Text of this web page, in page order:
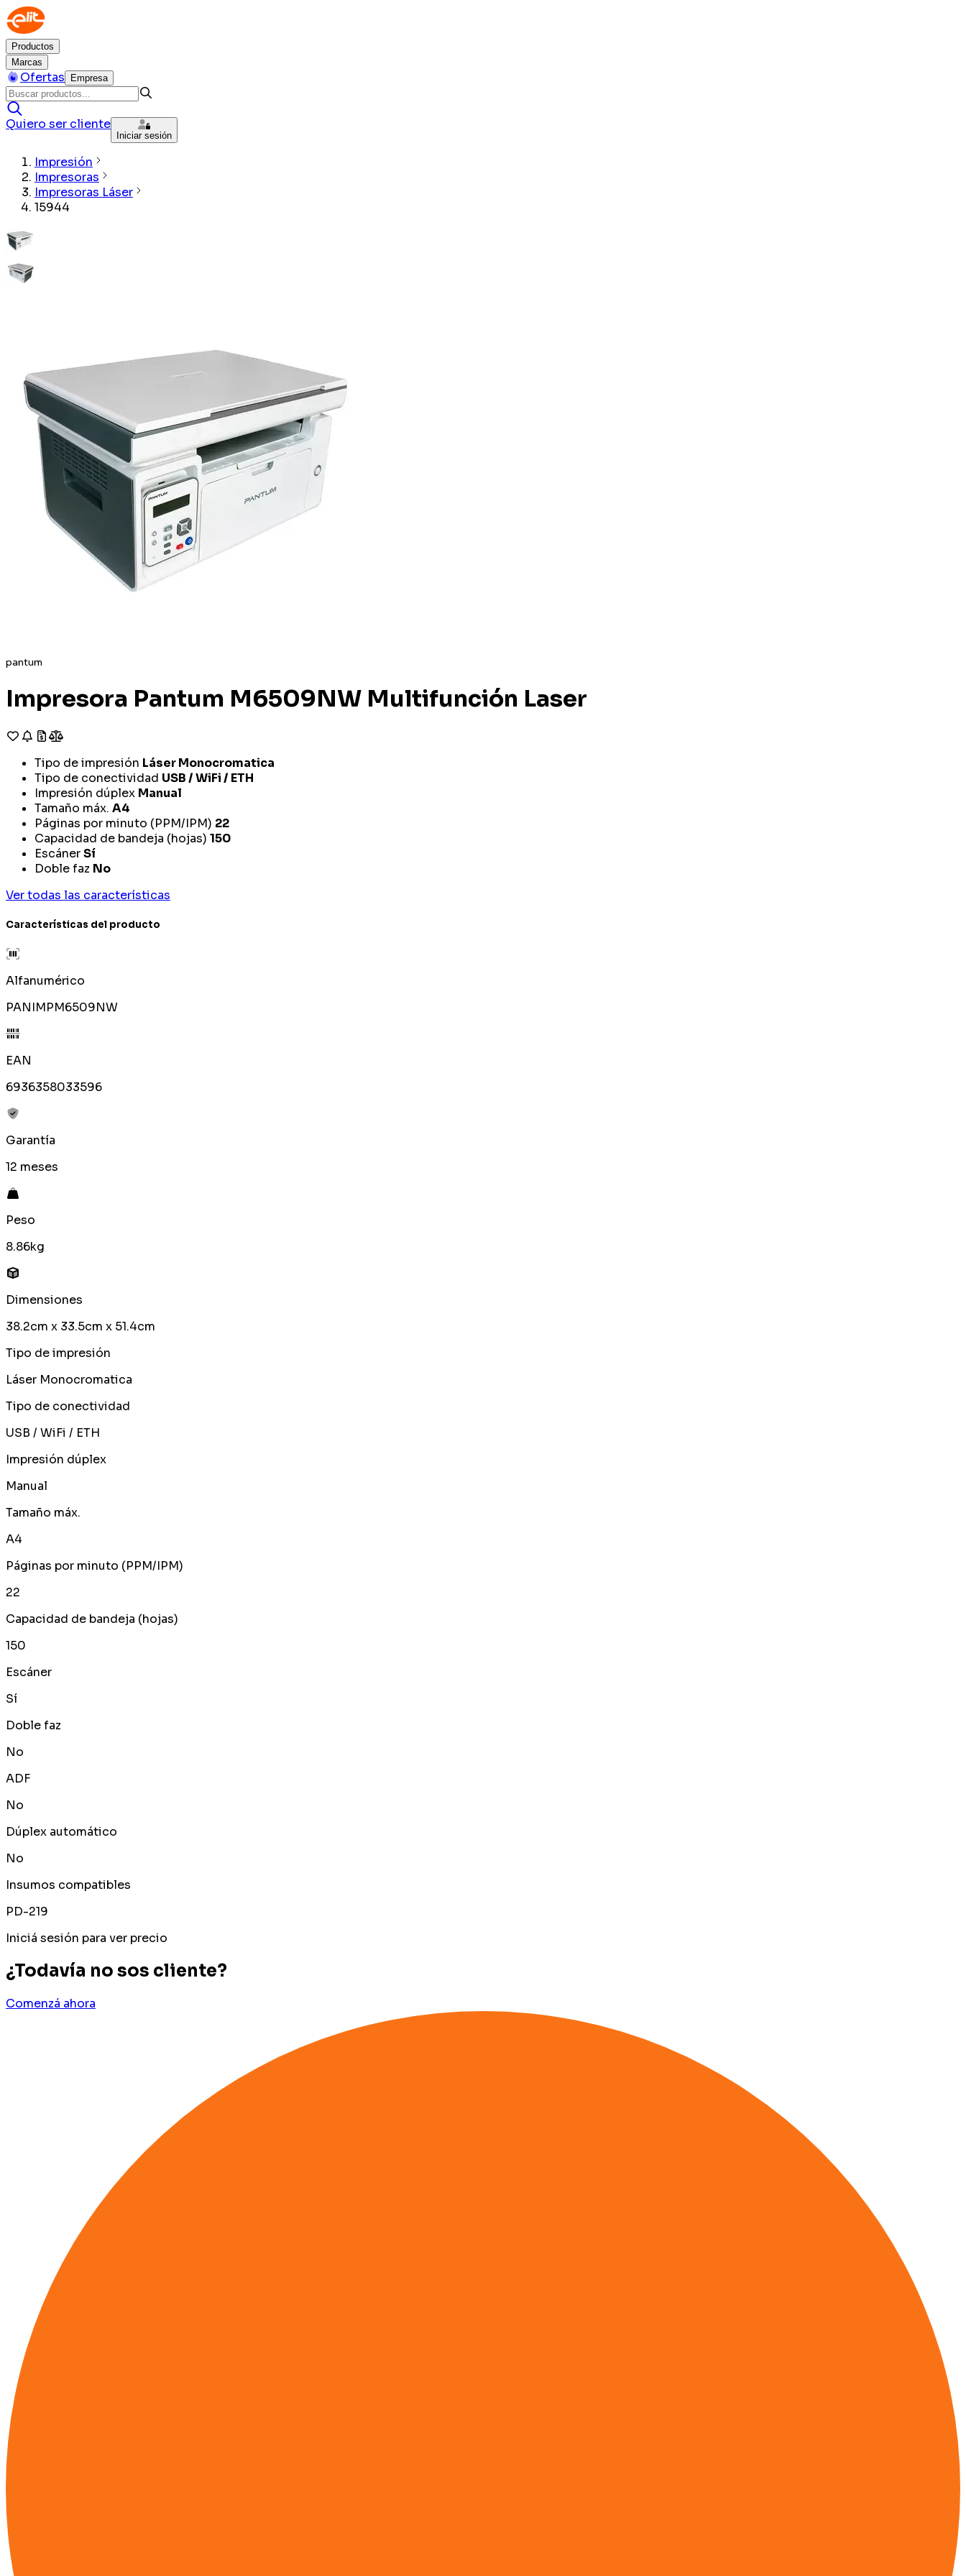
Productos
Marcas
Ofertas Empresa
Quiero ser cliente
Iniciar sesión
Impresión
Impresoras
Impresoras Láser
15944
pantum
Impresora Pantum M6509NW Multifunción Laser
Tipo de impresión Láser Monocromatica
Tipo de conectividad USB / WiFi / ETH
Impresión dúplex Manual
Tamaño máx. A4
Páginas por minuto (PPM/IPM) 22
Capacidad de bandeja (hojas) 150
EscánerSí
Doble faz No
Ver todas las características
Características del producto
Alfanumérico
PANIMPM6509NW
EAN
6936358033596
Garantía
12 meses
Peso
8.86kg
Dimensiones
38.2cm x 33.5cm x 51.4cm
Tipo de impresión
Láser Monocromatica
Tipo de conectividad
USB / WiFi / ETH
Impresión dúplex
Manual
Tamaño máx.
A4
Páginas por minuto (PPM/IPM)
22
Capacidad de bandeja (hojas)
150
Escáner
Sí
Doble faz
No
ADF
No
Dúplex automático
No
Insumos compatibles
PD-219
Iniciá sesión para ver precio
¿Todavía no sos cliente?
Comenzá ahora